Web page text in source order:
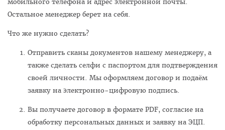
мобильного телефона и адрес электронной почты.
Остальное менеджер берет на себя.
Что же нужно сделать?
Отправить сканы документов нашему менеджеру, а
также сделать селфи с паспортом для подтверждения
своей личности. Мы оформляем договор и подаём
заявку на электронно-цифровую подпись.
Вы получаете договор в формате PDF, согласие на
обработку персональных данных и заявку на ЭЦП.